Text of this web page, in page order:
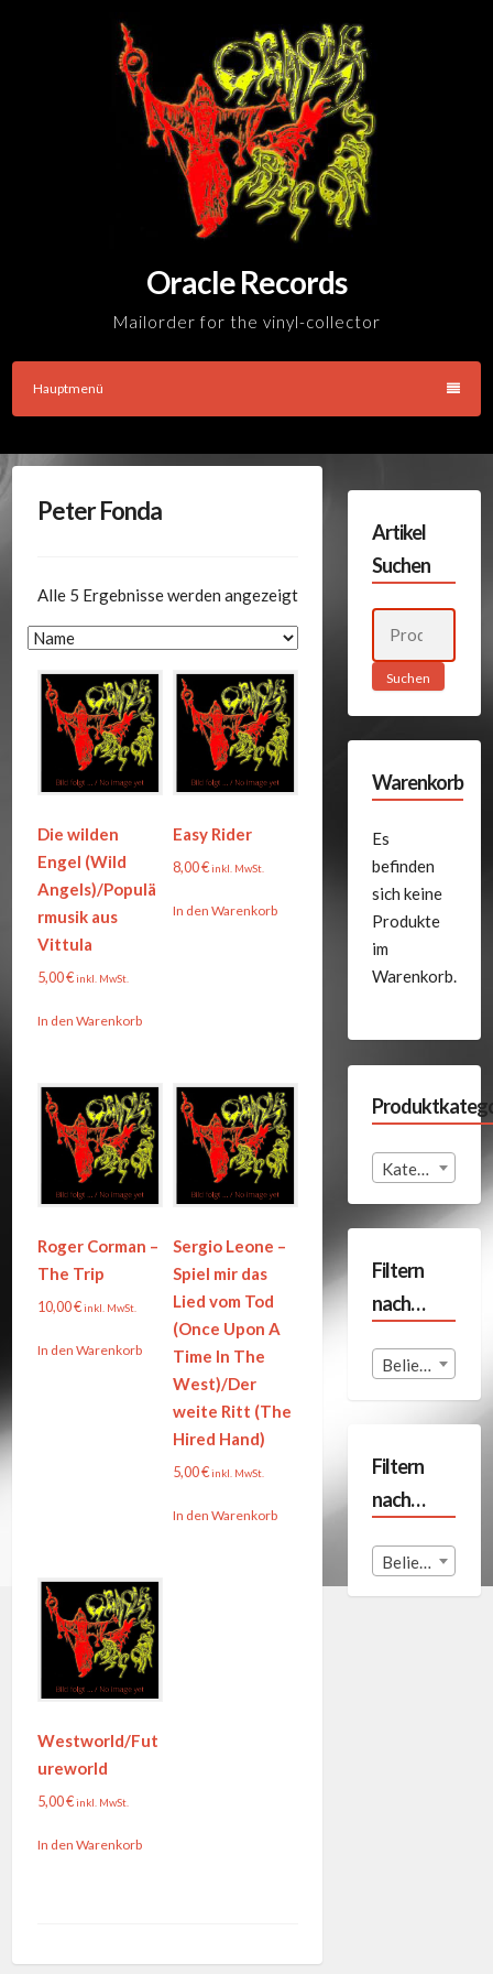
Oracle Records
Mailorder for the vinyl-collector
Hauptmenü
Peter Fonda
Alle 5 Ergebnisse werden angezeigt
Die wilden
Engel (Wild
Angels)/Populä
rmusik aus
Vittula
5,00€inkl. MwSt.
In den Warenkorb
Easy Rider
8,00€inkl. MwSt.
In den Warenkorb
Roger Corman –
The Trip
10,00€inkl. MwSt.
In den Warenkorb
Sergio Leone –
Spiel mir das
Lied vom Tod
(Once Upon A
Time In The
West)/Der
weite Ritt (The
Hired Hand)
5,00€inkl. MwSt.
In den Warenkorb
Westworld/Fut
ureworld
5,00€inkl. MwSt.
In den Warenkorb
Artikel
Suchen
Suchen
Warenkorb
Es
befinden
sich keine
Produkte
im
Warenkorb.
Kategorie auswählen
Filtern
nach…
Beliebige Format
Filtern
nach…